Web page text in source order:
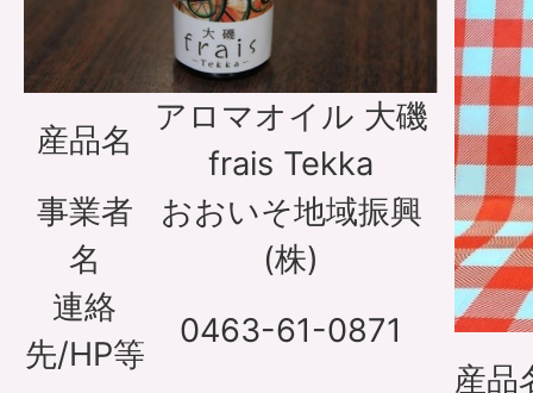
産品名
アロマオイル 大磯
frais Tekka
事業者
名
おおいそ地域振興
(株)
連絡
先/HP等
0463-61-0871
産品